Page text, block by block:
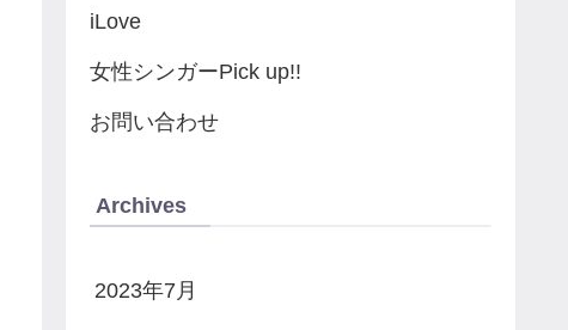
iLove
女性シンガーPick up!!
お問い合わせ
Archives
2023年7月